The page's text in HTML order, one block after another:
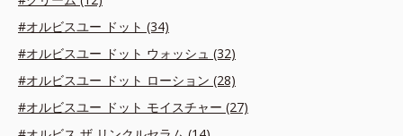
#オルビスユー ドット (34)
#オルビスユー ドット ウォッシュ (32)
#オルビスユー ドット ローション (28)
#オルビスユー ドット モイスチャー (27)